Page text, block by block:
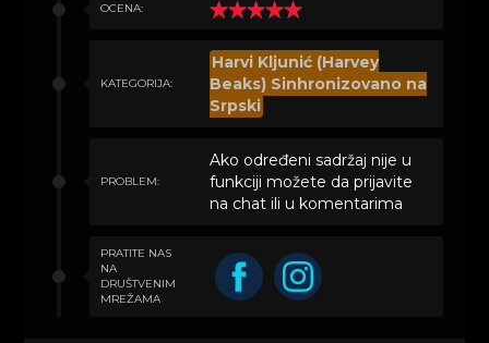
OCENA:
KATEGORIJA:
Harvi Kljunić (Harvey
Beaks) Sinhronizovano na
Srpski
PROBLEM:
Ako određeni sadržaj nije u
funkciji možete da prijavite
na chat ili u komentarima
PRATITE NAS
NA
DRUŠTVENIM
MREŽAMA